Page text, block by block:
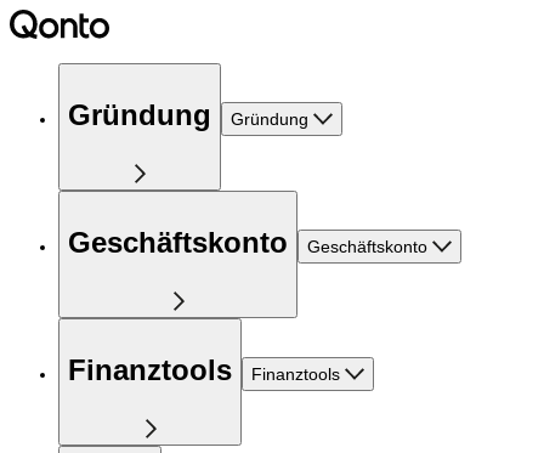
Gründung Gründung
Geschäftskonto Geschäftskonto
Finanztools Finanztools